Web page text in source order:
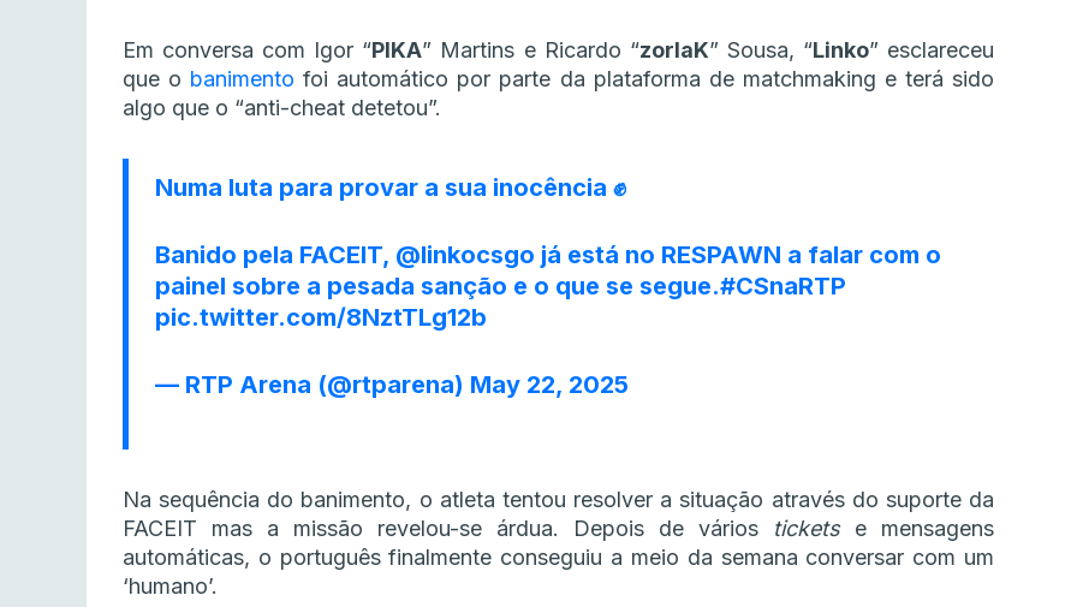
Em conversa com Igor “PIKA” Martins e Ricardo “zorlaK” Sousa, “Linko” esclareceu
que o banimento foi automático por parte da plataforma de matchmaking e terá sido
algo que o “anti-cheat detetou”.
Numa luta para provar a sua inocência ✊
Banido pela FACEIT, @linkocsgo já está no RESPAWN a falar com o
painel sobre a pesada sanção e o que se segue.#CSnaRTP
pic.twitter.com/8NztTLg12b
— RTP Arena (@rtparena) May 22, 2025
Na sequência do banimento, o atleta tentou resolver a situação através do suporte da
FACEIT mas a missão revelou-se árdua. Depois de vários ticketse mensagens
automáticas, o português finalmente conseguiu a meio da semana conversar com um
‘humano’.